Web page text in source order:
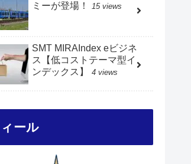
ミーが登場！
15 views
SMT MIRAIndex eビジネ
ス【低コストテーマ型イ
ンデックス】
4 views
ール